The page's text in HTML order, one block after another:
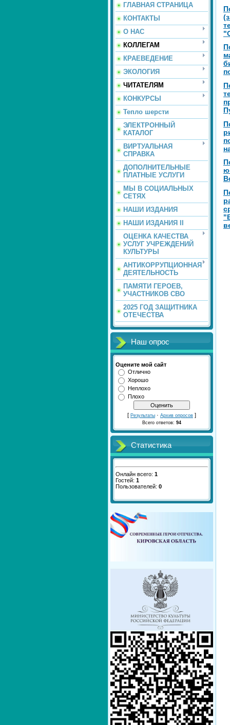
ГЛАВНАЯ СТРАНИЦА
КОНТАКТЫ
О НАС
КОЛЛЕГАМ
КРАЕВЕДЕНИЕ
ЭКОЛОГИЯ
ЧИТАТЕЛЯМ
КОНКУРСЫ
Тепло шерсти
ЭЛЕКТРОННЫЙ
КАТАЛОГ
ВИРТУАЛЬНАЯ
СПРАВКА
ДОПОЛНИТЕЛЬНЫЕ
ПЛАТНЫЕ УСЛУГИ
МЫ В СОЦИАЛЬНЫХ
СЕТЯХ
НАШИ ИЗДАНИЯ
НАШИ ИЗДАНИЯ II
ОЦЕНКА КАЧЕСТВА
УСЛУГ УЧРЕЖДЕНИЙ
КУЛЬТУРЫ
АНТИКОРРУПЦИОННАЯ
ДЕЯТЕЛЬНОСТЬ
ПАМЯТИ ГЕРОЕВ,
УЧАСТНИКОВ СВО
2025 ГОД ЗАЩИТНИКА
ОТЕЧЕСТВА
Наш опрос
Оцените мой сайт
Отлично
Хорошо
Неплохо
Плохо
[ Результаты · Архив опросов ]
Всего ответов: 94
Статистика
Онлайн всего: 1
Гостей: 1
Пользователей: 0